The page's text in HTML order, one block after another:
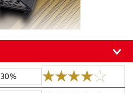
30%